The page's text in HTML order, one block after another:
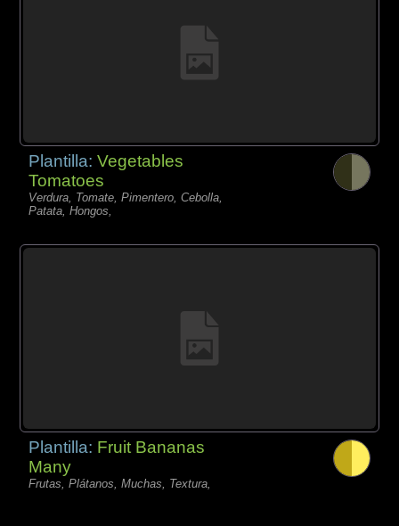
Plantilla:Vegetables
Tomatoes
Verdura, Tomate, Pimentero, Cebolla,
Patata, Hongos,
Plantilla: Fruit Bananas
Many
Frutas, Plátanos, Muchas, Textura,